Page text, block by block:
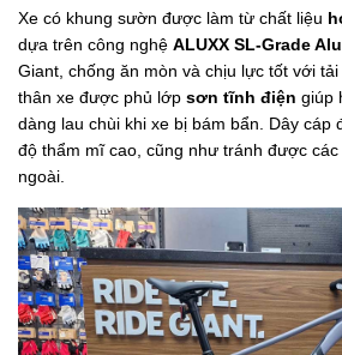
Xe có khung sườn được làm từ chất liệu
dựa trên công nghệ ALUXX SL-Grade
Giant, chống ăn mòn và chịu lực tốt với
thân xe được phủ lớp sơn tĩnh điện giúp
dàng lau chùi khi xe bị bám bẩn. Dây cáp
độ thẩm mĩ cao, cũng như tránh được
ngoài.